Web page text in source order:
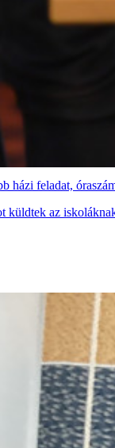
házi feladat,
küldtek az